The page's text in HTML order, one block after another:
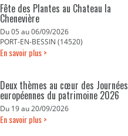
Fête des Plantes au Chateau la
Chenevière
Du 05 au 06/09/2026
PORT-EN-BESSIN (14520)
En savoir plus >
Deux thèmes au cœur des Journées
européennes du patrimoine 2026
Du 19 au 20/09/2026
En savoir plus >